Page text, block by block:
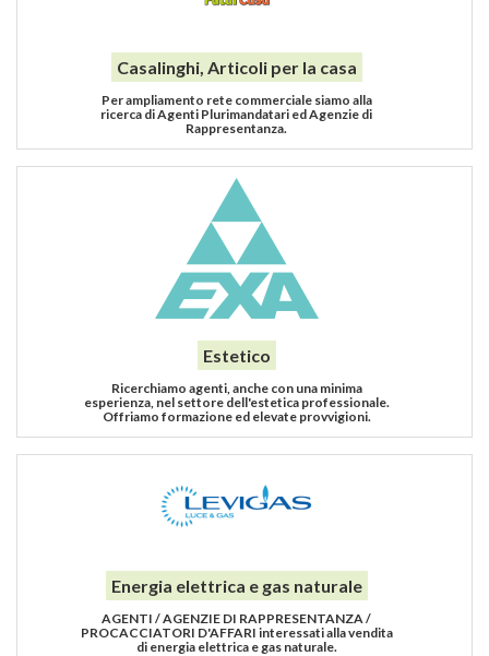
Casalinghi, Articoli per la casa
Per ampliamento rete commerciale siamo alla
ricerca di Agenti Plurimandatari ed Agenzie di
Rappresentanza.
Estetico
Ricerchiamo agenti, anche con una minima
esperienza, nel settore dell'estetica professionale.
Offriamo formazione ed elevate provvigioni.
Energia elettrica e gas naturale
AGENTI / AGENZIE DI RAPPRESENTANZA /
PROCACCIATORI D'AFFARI interessati alla vendita
di energia elettrica e gas naturale.